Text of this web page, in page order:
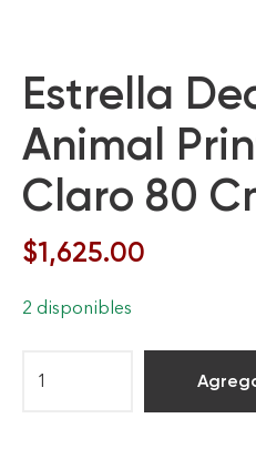
Estrella
Animal
Claro 80
$1,625.00
2 disponibles